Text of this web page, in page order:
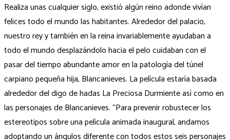
Realiza unas cualquier siglo, existió algún reino adonde vivían
felices todo el mundo las habitantes. Alrededor del palacio,
nuestro rey y también en la reina invariablemente ayudaban a
todo el mundo desplazándolo hacia el pelo cuidaban con el
pasar del tiempo abundante amor en la patologí­a del túnel
carpiano pequeña hija, Blancanieves. La película estaría basada
alrededor del digo de hadas La Preciosa Durmiente así­ como en
las personajes de Blancanieves. “Para prevenir robustecer los
estereotipos sobre una película animada inaugural, andamos
adoptando un ángulos diferente con todos estos seis personajes